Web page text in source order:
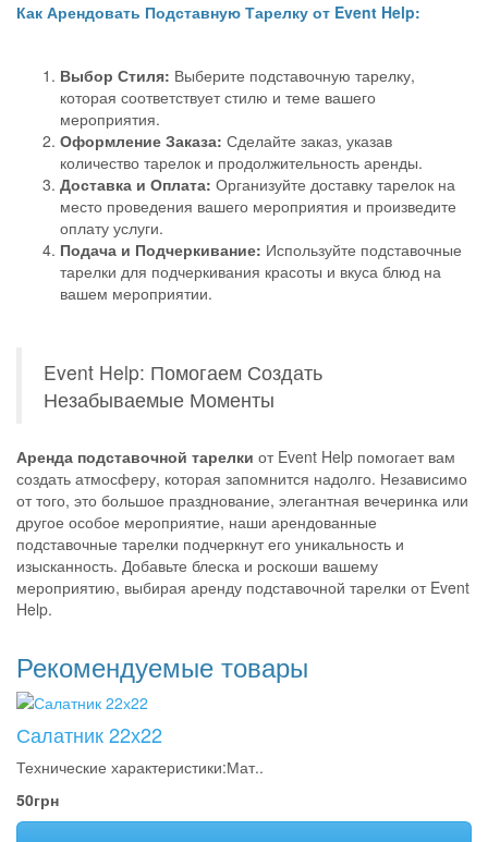
Как Арендовать Подставную Тарелку от Event Help:
Выбор Стиля: Выберите подставочную тарелку,
которая соответствует стилю и теме вашего
мероприятия.
Оформление Заказа: Сделайте заказ, указав
количество тарелок и продолжительность аренды.
Доставка и Оплата: Организуйте доставку тарелок на
место проведения вашего мероприятия и произведите
оплату услуги.
Подача и Подчеркивание: Используйте подставочные
тарелки для подчеркивания красоты и вкуса блюд на
вашем мероприятии.
Event Help: Помогаем Создать
Незабываемые Моменты
Аренда подставочной тарелки от Event Help помогает вам
создать атмосферу, которая запомнится надолго. Независимо
от того, это большое празднование, элегантная вечеринка или
другое особое мероприятие, наши арендованные
подставочные тарелки подчеркнут его уникальность и
изысканность. Добавьте блеска и роскоши вашему
мероприятию, выбирая аренду подставочной тарелки от Event
Help.
Рекомендуемые товары
Салатник 22х22
Технические характеристики:Мат..
50грн